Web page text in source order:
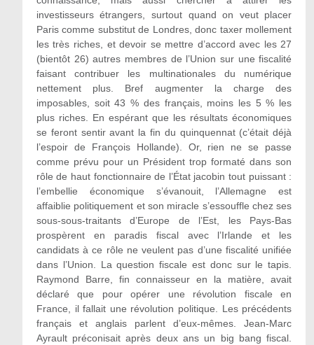
investisseurs étrangers, surtout quand on veut placer
Paris comme substitut de Londres, donc taxer mollement
les très riches, et devoir se mettre d’accord avec les 27
(bientôt 26) autres membres de l’Union sur une fiscalité
faisant contribuer les multinationales du numérique
nettement plus. Bref augmenter la charge des
imposables, soit 43 % des français, moins les 5 % les
plus riches. En espérant que les résultats économiques
se feront sentir avant la fin du quinquennat (c’était déjà
l’espoir de François Hollande). Or, rien ne se passe
comme prévu pour un Président trop formaté dans son
rôle de haut fonctionnaire de l’État jacobin tout puissant :
l’embellie économique s’évanouit, l’Allemagne est
affaiblie politiquement et son miracle s’essouffle chez ses
sous-sous-traitants d’Europe de l’Est, les Pays-Bas
prospèrent en paradis fiscal avec l’Irlande et les
candidats à ce rôle ne veulent pas d’une fiscalité unifiée
dans l’Union. La question fiscale est donc sur le tapis.
Raymond Barre, fin connaisseur en la matière, avait
déclaré que pour opérer une révolution fiscale en
France, il fallait une révolution politique. Les précédents
français et anglais parlent d’eux-mêmes. Jean-Marc
Ayrault préconisait après deux ans un big bang fiscal.